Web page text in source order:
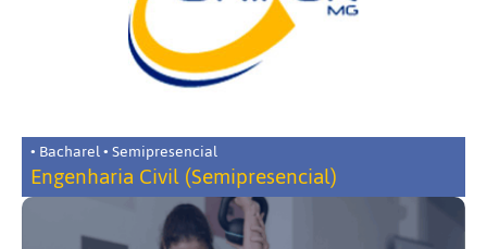
• Bacharel • Semipresencial
Engenharia Civil (Semipresencial)